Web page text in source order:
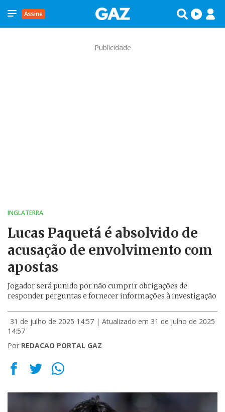
Assine
Publicidade
INGLATERRA
Lucas Paquetá é absolvido de
acusação de envolvimento com
apostas
Jogador será punido por não cumprir obrigações de
responder perguntas e fornecer informações à investigação
31 de julho de 2025 14:57 | Atualizado em 31 de julho de 2025
14:57
Por REDACAO PORTAL GAZ